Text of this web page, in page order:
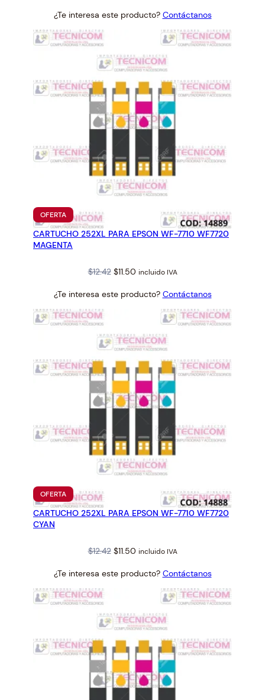
0
c
t
d
was: is:
¿Te interesa este producto? Contáctanos
OFERTAPRODUCTO
EN
OFERTA
CARTUCHO 252XL PARA EPSON WF-7710 WF7720
MAGENTA
$12.42 Original
was:
$11.50Current
is:
incluido IVA
¿Te interesa este producto? Contáctanos
OFERTAPRODUCTO
EN
OFERTA
CARTUCHO 252XL PARA EPSON WF-7710 WF7720
CYAN
$12.42 Original
was:
$11.50Current
is:
incluido IVA
¿Te interesa este producto? Contáctanos